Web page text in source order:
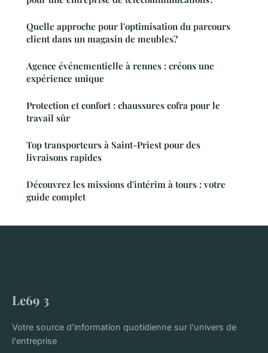
Quelle approche pour l'optimisation du parcours
client dans un magasin de meubles?
Agence événementielle à rennes : créons une
expérience unique
Protection et confort : chaussures cofra pour le
travail sûr
Top transporteurs à Saint-Priest pour des
livraisons rapides
Découvrez les missions d'intérim à tours : votre
guide complet
Le69 3
Votre source d'information quotidienne sur l'univers de
l'entreprise